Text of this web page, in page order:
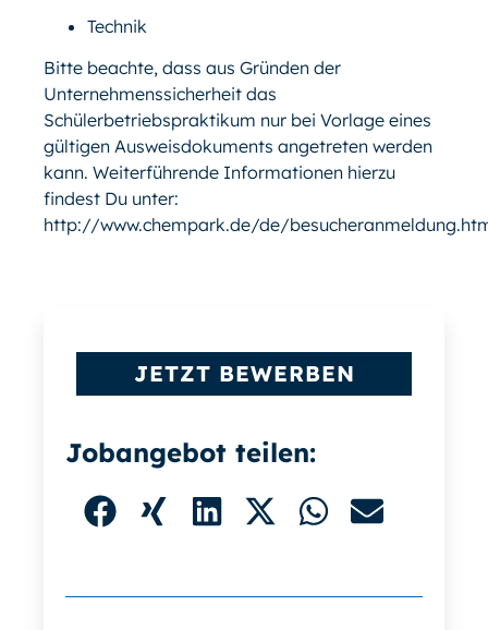
Technik
Bitte beachte, dass aus Gründen der
Unternehmenssicherheit das
Schülerbetriebspraktikum nur bei Vorlage eines
gültigen Ausweisdokuments angetreten werden
kann. Weiterführende Informationen hierzu
findest Du unter:
http://www.chempark.de/de/
JETZT BEWERBEN
Jobangebot teilen: